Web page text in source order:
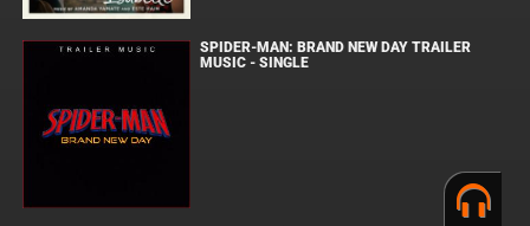
SPIDER-MAN: BRAND NEW DAY TRAILER
MUSIC - SINGLE